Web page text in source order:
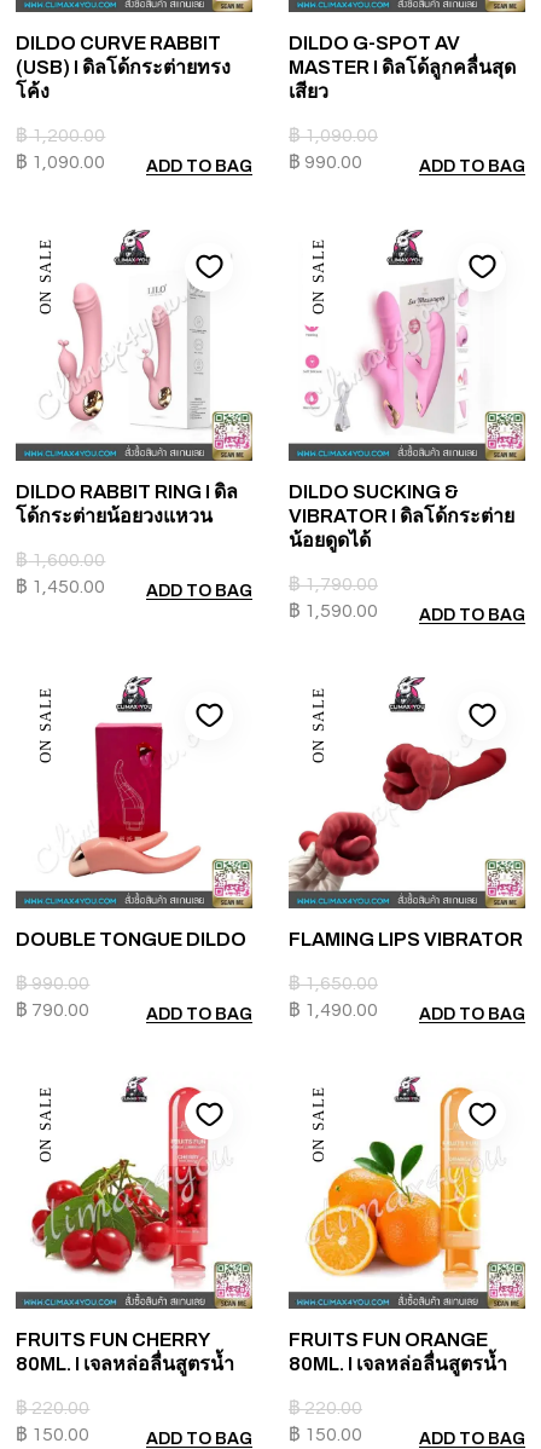
DILDO CURVE RABBIT
(USB) I ดิลโด้กระต่ายทรง
โค้ง
฿1,200.00
฿ 1,090.00 ADD TO BAG
DILDO G-SPOT AV
MASTER I ดิลโด้ลูกคลื่นสุด
เสียว
฿1,090.00
฿ 990.00 ADD TO BAG
ON SALE
DILDO RABBIT RING I ดิล
โด้กระต่ายน้อยวงแหวน
฿1,600.00
฿ 1,450.00 ADD TO BAG
ON SALE
DILDO SUCKING &
VIBRATOR I ดิลโด้กระต่าย
น้อยดูดได้
฿1,790.00
฿ 1,590.00 ADD TO BAG
ON SALE
DOUBLE TONGUE DILDO
฿990.00
฿ 790.00 ADD TO BAG
ON SALE
FLAMING LIPS VIBRATOR
฿1,650.00
฿ 1,490.00 ADD TO BAG
ON SALE
FRUITS FUN CHERRY
80ML. I เจลหล่อลื่นสูตรน้ำ
฿220.00
฿ 150.00 ADD TO BAG
ON SALE
FRUITS FUN ORANGE
80ML. I เจลหล่อลื่นสูตรน้ำ
฿220.00
฿ 150.00 ADD TO BAG